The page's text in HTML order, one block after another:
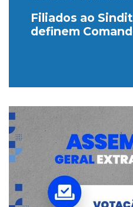
Filiados ao
definem